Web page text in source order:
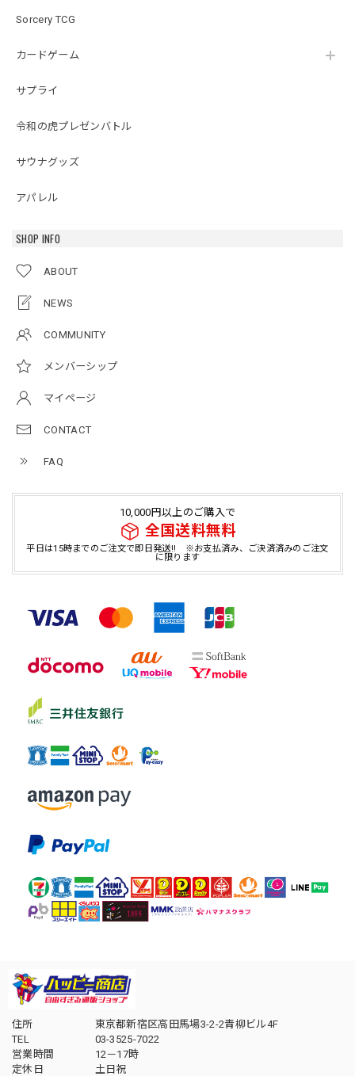
Sorcery TCG
カードゲーム
サプライ
令和の虎プレゼンバトル
サウナグッズ
アパレル
SHOP INFO
ABOUT
NEWS
COMMUNITY
メンバーシップ
マイページ
CONTACT
FAQ
10,000円以上のご購入で
全国送料無料
平日は15時までのご注文で即日発送!! ※お支払済み、ご決済済みのご注文
に限ります
住所
東京都新宿区高田馬場3-2-2青柳ビル4F
TEL
03-3525-7022
営業時間
12－17時
定休日
土日祝